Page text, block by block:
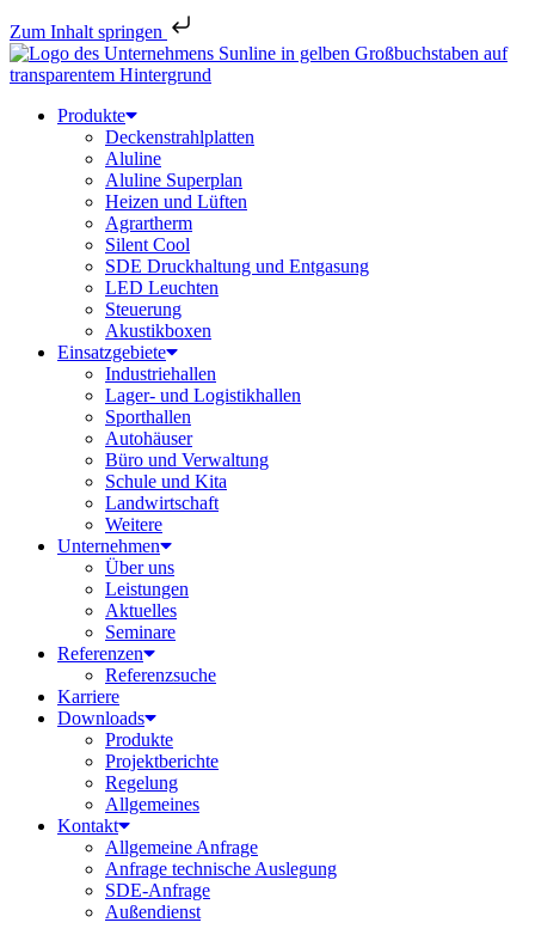
Zum Inhalt springen
Produkte
Deckenstrahlplatten
Aluline
Aluline Superplan
Heizen und Lüften
Agrartherm
Silent Cool
SDE Druckhaltung und Entgasung
LED Leuchten
Steuerung
Akustikboxen
Einsatzgebiete
Industriehallen
Lager- und Logistikhallen
Sporthallen
Autohäuser
Büro und Verwaltung
Schule und Kita
Landwirtschaft
Weitere
Unternehmen
Über uns
Leistungen
Aktuelles
Seminare
Referenzen
Referenzsuche
Karriere
Downloads
Produkte
Projektberichte
Regelung
Allgemeines
Kontakt
Allgemeine Anfrage
Anfrage technische Auslegung
SDE-Anfrage
Außendienst